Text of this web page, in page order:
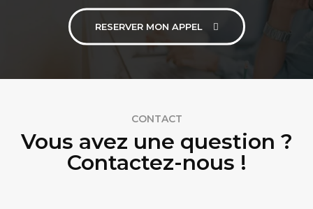
RESERVER MON APPEL
CONTACT
Vous avez une question ?
Contactez-nous !